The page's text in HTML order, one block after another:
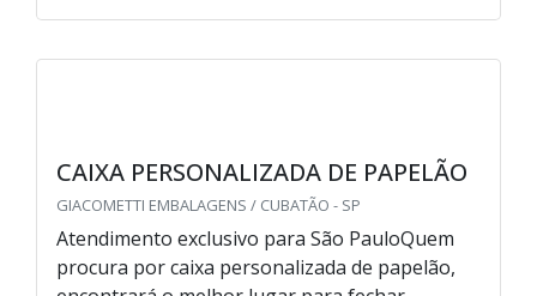
CAIXA PERSONALIZADA DE PAPELÃO
GIACOMETTI EMBALAGENS / CUBATÃO - SP
Atendimento exclusivo para São PauloQuem
procura por caixa personalizada de papelão,